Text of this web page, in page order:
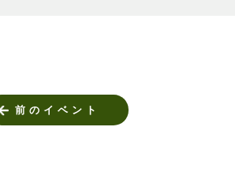
前のイベント